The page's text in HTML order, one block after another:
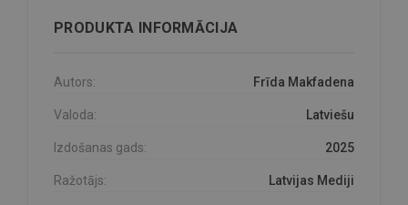
PRODUKTA INFORMĀCIJA
Autors: Frīda Makfadena
Valoda: Latviešu
Izdošanas gads: 2025
Ražotājs: Latvijas Mediji